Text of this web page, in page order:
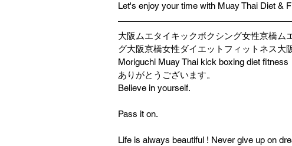
Let's enjoy your time with Muay Thai Diet &
大阪ムエタイキックボクシング女性京橋ム
グ大阪京橋女性ダイエットフィットネス
Moriguchi Muay Thai kick boxing diet fitness
ありがとうございます。
Believe in yourself.
Pass it on.
Life is always beautiful ! Never give up on